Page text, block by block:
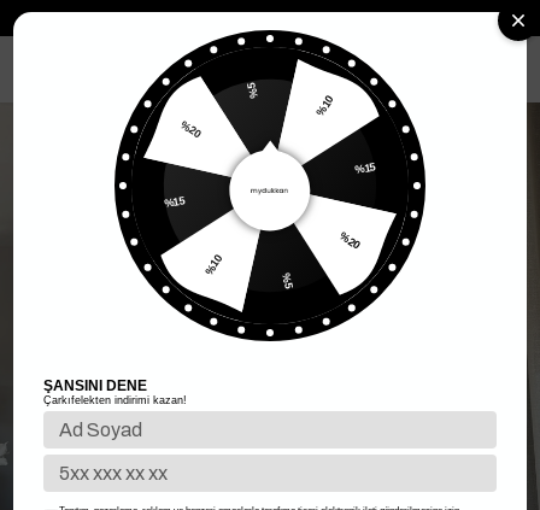
Kadın Alt Giyim Yarım Piliseli Mini
%5
%10
%15
%20
%5
%10
%15
%20
ŞANSINI DENE
Çarkıfelekten indirimi kazan!